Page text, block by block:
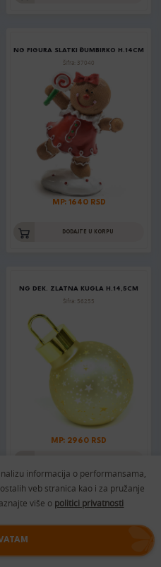
NG FIGURA SLATKI ĐUMBIRKO H.14CM
Šifra: 37040
MP: 1640 RSD
DODAJTE U KORPU
NG DEK. ZLATNA KUGLA H.14,5CM
Šifra: 56255
MP: 2960 RSD
informacija o performansama,
veb stranica kao i za pružanje
više o politici privatnosti